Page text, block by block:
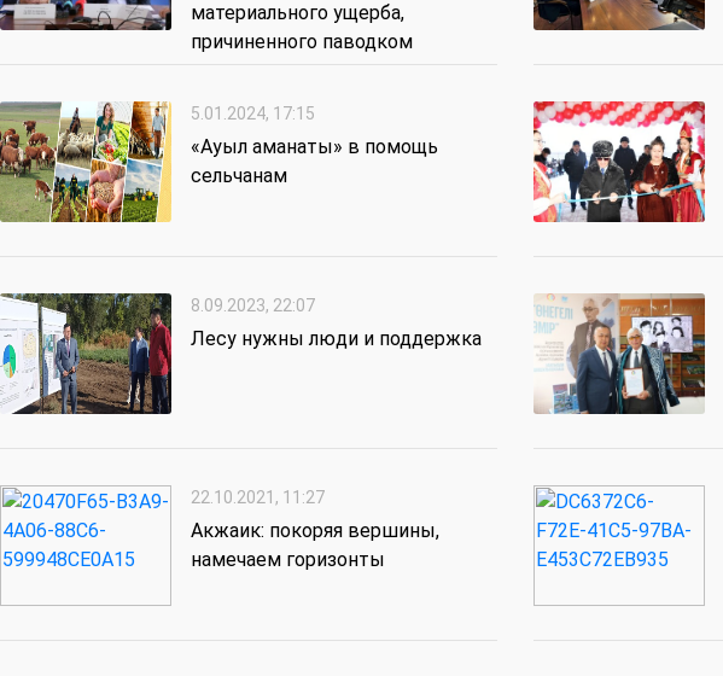
материального ущерба,
причиненного паводком
5.01.2024, 17:15
«Ауыл аманаты» в помощь
сельчанам
8.09.2023, 22:07
Лесу нужны люди и поддержка
22.10.2021, 11:27
Акжаик: покоряя вершины,
намечаем горизонты